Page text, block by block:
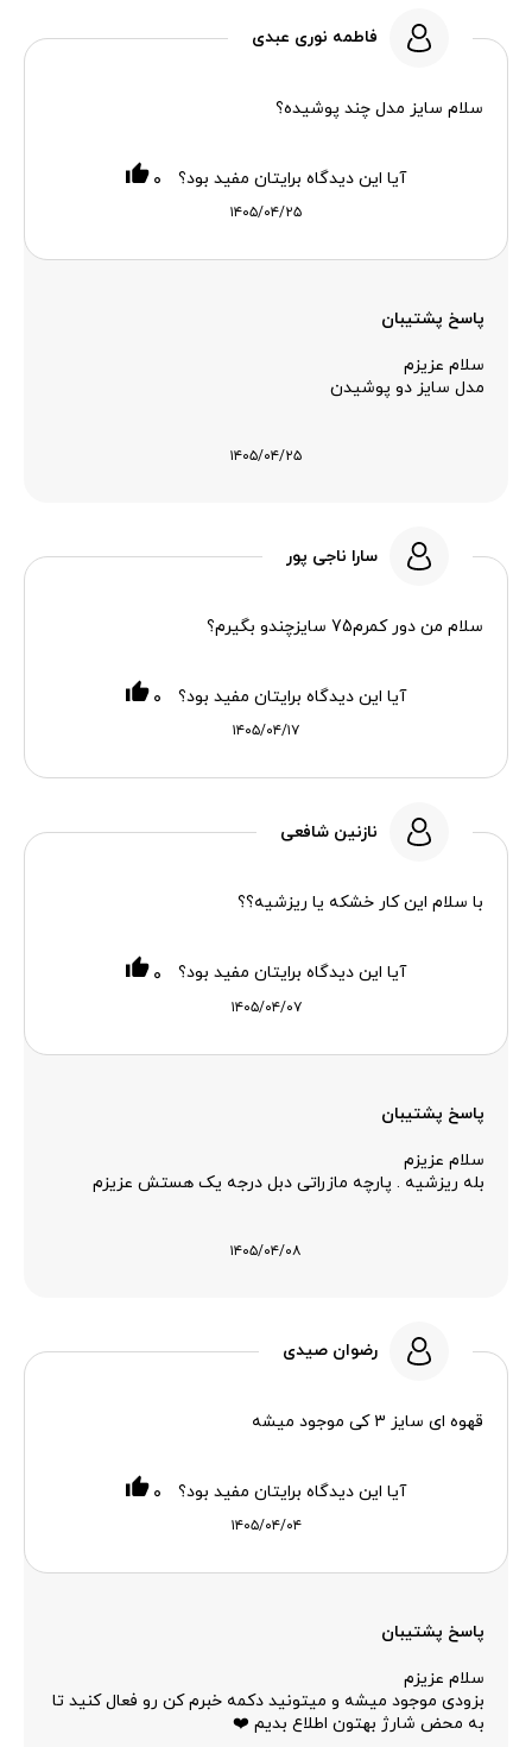
فاطمه نوری عبدی
سلام سایز مدل چند پوشیده؟
۱۴۰۵/۰۴/۲۵
آیا این دیدگاه برایتان مفید بود؟ ۰
پاسخ پشتیبان
سلام عزیزم
مدل سایز دو پوشیدن
۱۴۰۵/۰۴/۲۵
سارا ناجی پور
سلام من دور کمرم75 سایزچندو بگیرم؟
۱۴۰۵/۰۴/۱۷
آیا این دیدگاه برایتان مفید بود؟ ۰
نازنین شافعی
با سلام این کار خشکه یا ریزشیه؟؟
۱۴۰۵/۰۴/۰۷
آیا این دیدگاه برایتان مفید بود؟ ۰
پاسخ پشتیبان
سلام عزیزم
بله ریزشیه . پارچه مازراتی دبل درجه یک هستش عزیزم
۱۴۰۵/۰۴/۰۸
رضوان صیدی
قهوه ای سایز ۳ کی موجود میشه
۱۴۰۵/۰۴/۰۴
آیا این دیدگاه برایتان مفید بود؟ ۰
پاسخ پشتیبان
سلام عزیزم
بزودی موجود میشه و میتونید دکمه خبرم کن رو فعال کنید تا
به محض شارژ بهتون اطلاع بدیم ❤️